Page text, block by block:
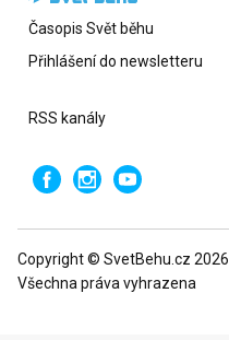
Časopis Svět běhu
Přihlášení do newsletteru
RSS kanály
Copyright © SvetBehu.cz 2026
Všechna práva vyhrazena